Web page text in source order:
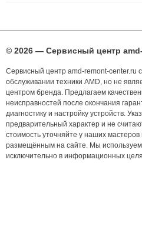
© 2026 — Сервисный центр
Сервисный центр amd-remont-center.ru
обслуживании техники AMD, но не
центром бренда. Предлагаем
неисправностей после окончания
диагностику и настройку устройств.
предварительный характер и не
стоимость уточняйте у наших
размещённым на сайте. Мы
исключительно в информационных